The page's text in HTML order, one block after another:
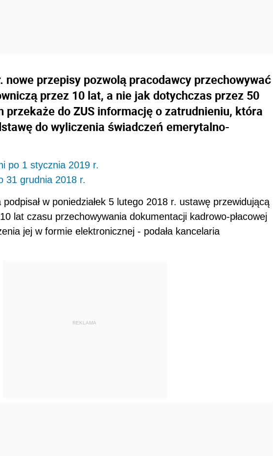
nowe przepisy pozwolą pracodawcy przechowywać
przez 10 lat, a nie jak dotychczas przez 50
przekaże do ZUS informację o zatrudnieniu, która
do wyliczenia świadczeń emerytalno-
po 1 stycznia 2019 r.
31 grudnia 2018 r.
w poniedziałek 5 lutego 2018 r. ustawę przewidującą
lat czasu przechowywania dokumentacji kadrowo-płacowej
jej w formie elektronicznej - podała kancelaria
REKLAMA